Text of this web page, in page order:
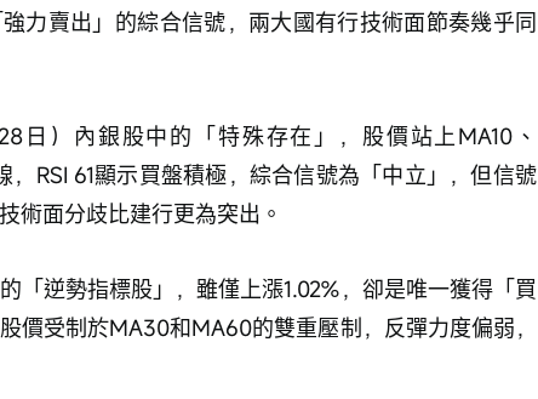
力賣出」的綜合信號，兩大國有行技術面節奏幾乎同
日）內銀股中的「特殊存在」，股價站上MA10、
RSI 61顯示買盤積極，綜合信號為「中立」，但信號
術面分歧比建行更為突出。
「逆勢指標股」，雖僅上漲1.02%，卻是唯一獲得「買
價受制於MA30和MA60的雙重壓制，反彈力度偏弱，